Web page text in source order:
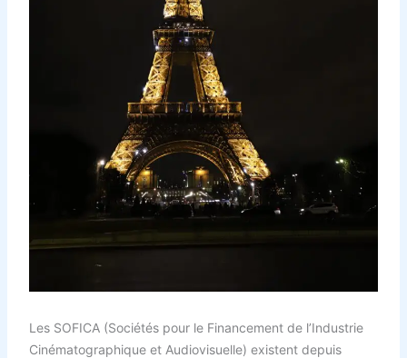
Les SOFICA (Sociétés pour le Financement de l’Industrie
Cinématographique et Audiovisuelle) existent depuis